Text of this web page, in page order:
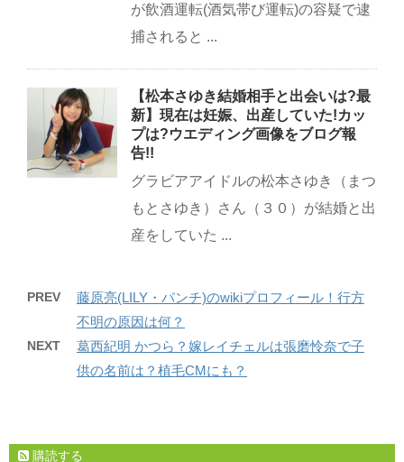
が飲酒運転(酒気帯び運転)の容疑で逮
捕されると ...
【松本さゆき結婚相手と出会いは?最
新】現在は妊娠、出産していた!カッ
プは?ウエディング画像をブログ報
告!!
グラビアアイドルの松本さゆき（まつ
もとさゆき）さん（３０）が結婚と出
産をしていた ...
PREV
藤原亮(LILY・パンチ)のwikiプロフィール！行方
不明の原因は何？
NEXT
葛西紀明 かつら？嫁レイチェルは張磨怜奈で子
供の名前は？植毛CMにも？
購読する